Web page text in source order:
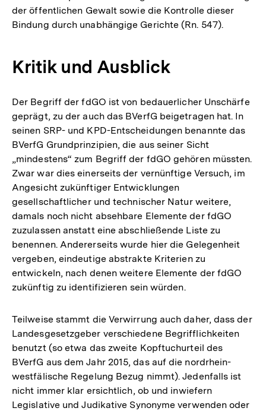
der öffentlichen Gewalt sowie die Kontrolle dieser
Bindung durch unabhängige Gerichte (Rn. 547).
Kritik und Ausblick
Der Begriff der fdGO ist von bedauerlicher Unschärfe
geprägt, zu der auch das BVerfG beigetragen hat. In
seinen SRP- und KPD-Entscheidungen benannte das
BVerfG Grundprinzipien, die aus seiner Sicht
„mindestens“ zum Begriff der fdGO gehören müssten.
Zwar war dies einerseits der vernünftige Versuch, im
Angesicht zukünftiger Entwicklungen
gesellschaftlicher und technischer Natur weitere,
damals noch nicht absehbare Elemente der fdGO
zuzulassen anstatt eine abschließende Liste zu
benennen. Andererseits wurde hier die Gelegenheit
vergeben, eindeutige abstrakte Kriterien zu
entwickeln, nach denen weitere Elemente der fdGO
zukünftig zu identifizieren sein würden.
Teilweise stammt die Verwirrung auch daher, dass der
Landesgesetzgeber verschiedene Begrifflichkeiten
benutzt (so etwa das zweite Kopftuchurteil des
BVerfG aus dem Jahr 2015, das auf die nordrhein-
westfälische Regelung Bezug nimmt). Jedenfalls ist
nicht immer klar ersichtlich, ob und inwiefern
Legislative und Judikative Synonyme verwenden oder